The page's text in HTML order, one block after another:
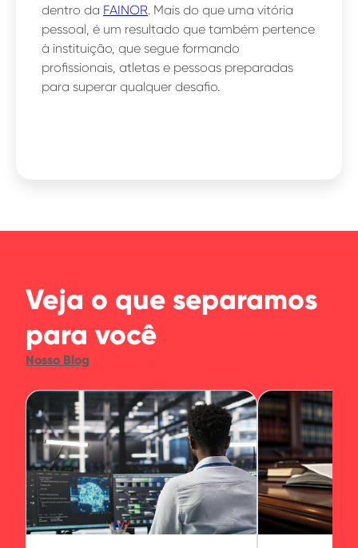
dentro da FAINOR. Mais do que uma vitória
pessoal, é um resultado que também pertence
à instituição, que segue formando
profissionais, atletas e pessoas preparadas
para superar qualquer desafio.
Veja o que separamos
para você
Nosso Blog